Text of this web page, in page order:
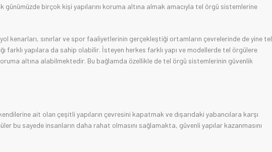
birçok kişi yapılarını koruma altına almak amacıyla tel örgü sistemlerine
sınırlar ve spor faaliyetlerinin gerçekleştiği ortamların çevrelerinde de yine tel
farklı yapılara da sahip olabilir. İsteyen herkes farklı yapı ve modellerde tel örgülere
altına alabilmektedir. Bu bağlamda özellikle de tel örgü sistemlerinin güvenlik
ait olan çeşitli yapıların çevresini kapatmak ve dışarıdaki yabancılara karşı
bu sayede insanların daha rahat olmasını sağlamakta, güvenli yapılar kazanmasını